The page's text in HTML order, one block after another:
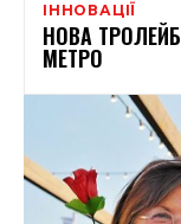
ІННОВАЦІЇ
НОВА
МЕТРО